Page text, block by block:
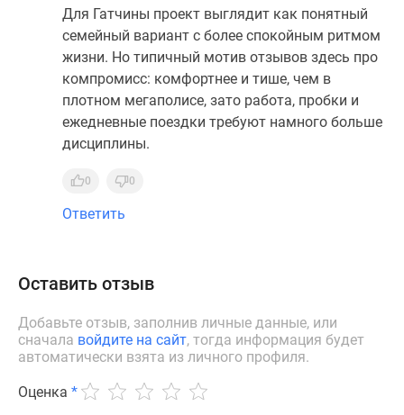
Для Гатчины проект выглядит как понятный
семейный вариант с более спокойным ритмом
жизни. Но типичный мотив отзывов здесь про
компромисс: комфортнее и тише, чем в
плотном мегаполисе, зато работа, пробки и
ежедневные поездки требуют намного больше
дисциплины.
0 0
Ответить
Оставить отзыв
Добавьте отзыв, заполнив личные данные, или
сначала войдите на сайт, тогда информация будет
автоматически взята из личного профиля.
Оценка *